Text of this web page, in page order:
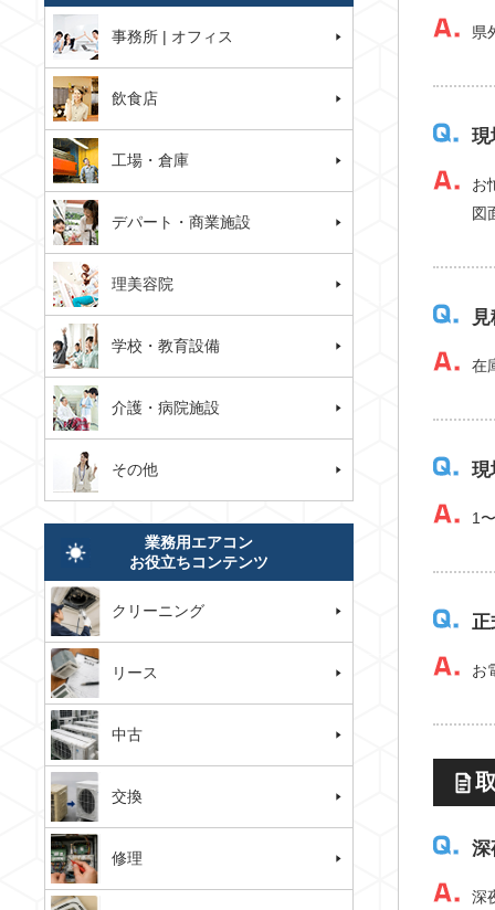
県
現
お
図
在
現
1
正
お
深
深
事務所 | オフィス
飲食店
工場・倉庫
デパート・商業施設
理美容院
学校・教育設備
介護・病院施設
その他
業務用エアコン
お役立ちコンテンツ
クリーニング
リース
中古
交換
修理